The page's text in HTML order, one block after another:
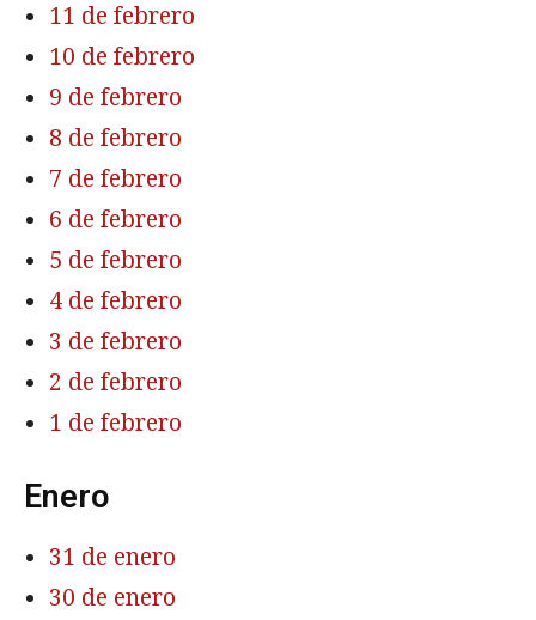
11 de febrero
10 de febrero
9 de febrero
8 de febrero
7 de febrero
6 de febrero
5 de febrero
4 de febrero
3 de febrero
2 de febrero
1 de febrero
Enero
31 de enero
30 de enero